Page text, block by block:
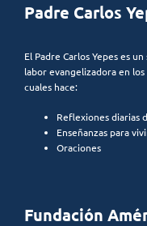
Padre Carlos
El Padre Carlos Yepes es
labor evangelizadora en
cuales hace:
Reflexiones diarias
Enseñanzas para
Oraciones
Fundación